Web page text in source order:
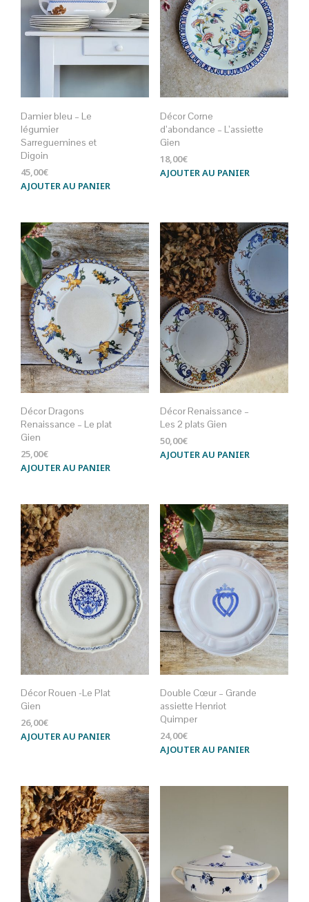
Damier bleu – Le
légumier
Sarreguemines et
Digoin
45,00€
AJOUTER AU PANIER
Décor Corne
d’abondance – L’assiette
Gien
18,00€
AJOUTER AU PANIER
Décor Dragons
Renaissance – Le plat
Gien
25,00€
AJOUTER AU PANIER
Décor Renaissance –
Les 2 plats Gien
50,00€
AJOUTER AU PANIER
Décor Rouen -Le Plat
Gien
26,00€
AJOUTER AU PANIER
Double Cœur – Grande
assiette Henriot
Quimper
24,00€
AJOUTER AU PANIER